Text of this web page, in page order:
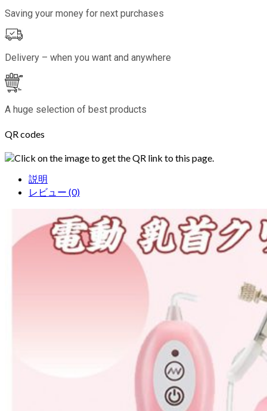
Saving your money for next purchases
Delivery – when you want and anywhere
A huge selection of best products
QR codes
Click on the image to get the QR link to this page.
説明
レビュー (0)